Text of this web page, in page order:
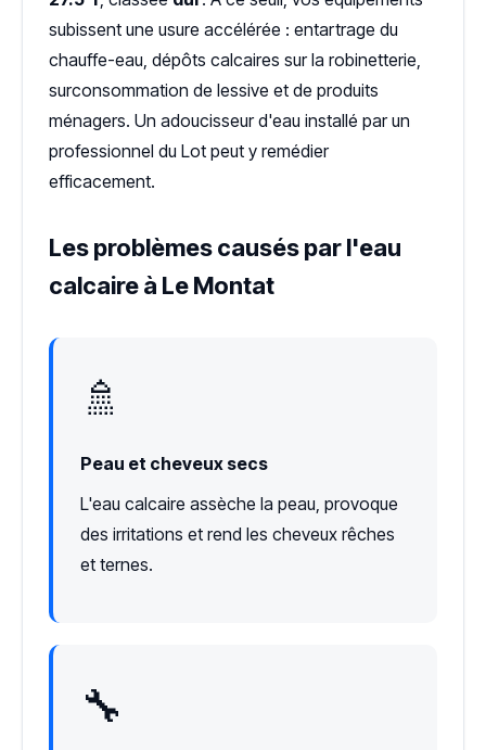
subissent une usure accélérée : entartrage du
chauffe-eau, dépôts calcaires sur la robinetterie,
surconsommation de lessive et de produits
ménagers. Un adoucisseur d'eau installé par un
professionnel du Lot peut y remédier
efficacement.
Les problèmes causés par l'eau
calcaire à Le Montat
🚿
Peau et cheveux secs
L'eau calcaire assèche la peau, provoque
des irritations et rend les cheveux rêches
et ternes.
🔧